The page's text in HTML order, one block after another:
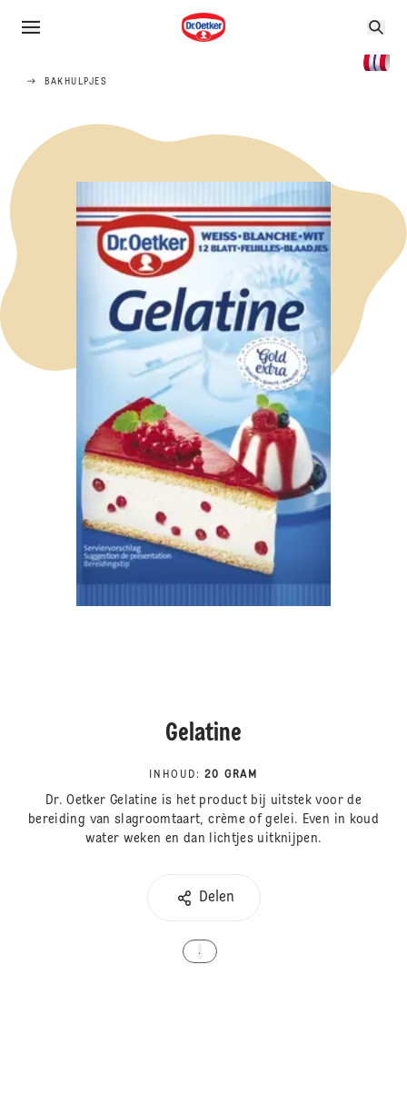
BAKHULPJES
Gelatine
INHOUD : 20 GRAM
Dr. Oetker Gelatine is het product bij uitstek voor de
bereiding van slagroomtaart, crème of gelei. Even in koud
water weken en dan lichtjes uitknijpen.
Delen
.